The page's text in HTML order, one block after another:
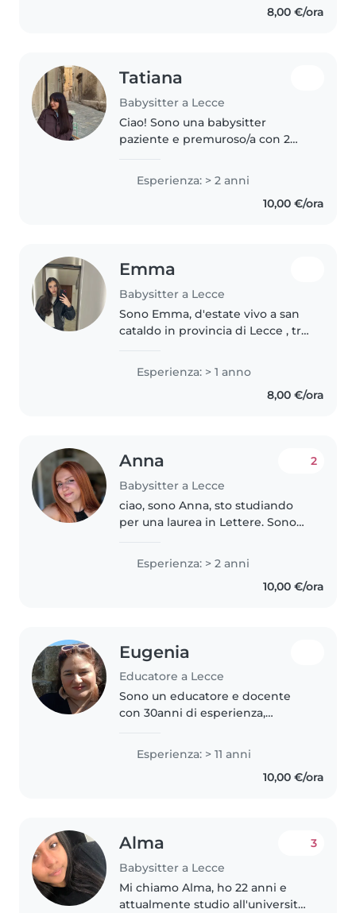
disponibile per aiuto compiti e8,00 €/ora
Tatiana
Babysitter a Lecce
Ciao! Sono una babysitter
paziente e premuroso/a con 2
di tutte le età. Mi piace
disegnare, leggere e fare musica
con i bambini. Sono a mio agio
Esperienza: > 2 anni
10,00 €/ora
Emma
Babysitter a Lecce
Sono Emma, d'estate vivo a san
cataldo in provincia di Lecce , tra
una ragazza responsabile,
premurosa ed empatica. Anche
Esperienza: > 1 anno
8,00 €/ora
Anna
Babysitter a Lecce
2
ciao, sono Anna, sto studiando
per una laurea in Lettere. Sono
giusto carattere per gestire i
Esperienza: > 2 anni
10,00 €/ora
Eugenia
Educatore a Lecce
Sono un educatore e docente
con 30anni di esperienza,
bambini di tutte le età,
dall'infanzia alla scuola primaria.
Ho una formazione didattica
Esperienza: > 11 anni
10,00 €/ora
Alma
Babysitter a Lecce
3
Mi chiamo Alma, ho 22 anni e
attualmente studio all'università.